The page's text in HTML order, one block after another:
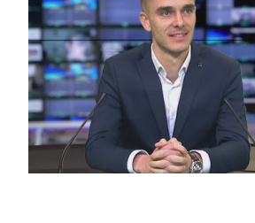
L’ASSOCIATION
LES CLUBS DES PLACES
VERIQUALIS